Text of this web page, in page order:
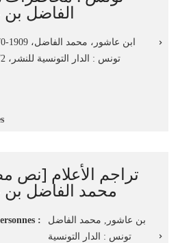
الفاضل بن
ابن عاشور، محمد الفاضل، 1909-1970
تونس : الدار التونسية للنشر، 1972
تراجم الأعلام [نص
محمد الفاضل بن
:
بن عاشور‏, ‏محمد الفاضل‏
تونس : الدار التونسية